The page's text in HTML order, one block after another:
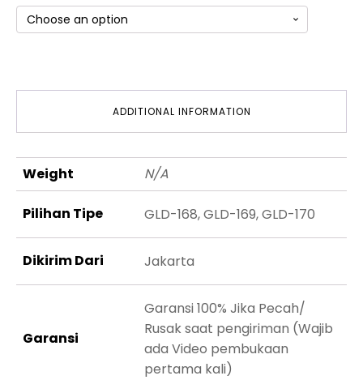
ADDITIONAL INFORMATION
Weight N/A
Pilihan Tipe GLD-168, GLD-169, GLD-170
Dikirim Dari Jakarta
Garansi
Garansi 100% Jika Pecah/
Rusak saat pengiriman (Wajib
ada Video pembukaan
pertama kali)